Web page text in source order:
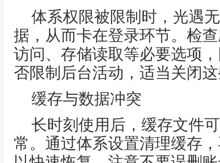
体系权限被限制时，光遇
据，从而卡在登录环节。检
访问、存储读取等必要选项
否限制后台活动，适当关闭
缓存与数据冲突
长时刻使用后，缓存文件
常。通过体系设置清理缓存